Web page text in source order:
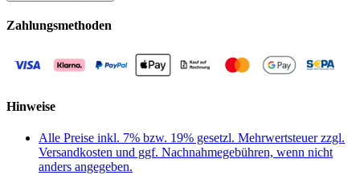
Zahlungsmethoden
Hinweise
Alle Preise inkl. 7% bzw. 19% gesetzl. Mehrwertsteuer zzgl.
Versandkosten und ggf. Nachnahmegebühren, wenn nicht
anders angegeben.